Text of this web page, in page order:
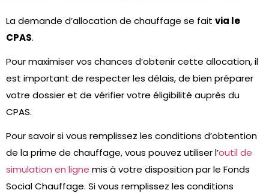
La demande d’allocation de chauffage se fait via le
CPAS.
Pour maximiser vos chances d’obtenir cette allocation, il
est important de respecter les délais, de bien préparer
votre dossier et de vérifier votre éligibilité auprès du
CPAS.
Pour savoir si vous remplissez les conditions d’obtention
de la prime de chauffage, vous pouvez utiliser l’outil de
simulation en ligne mis à votre disposition par le Fonds
Social Chauffage. Si vous remplissez les conditions